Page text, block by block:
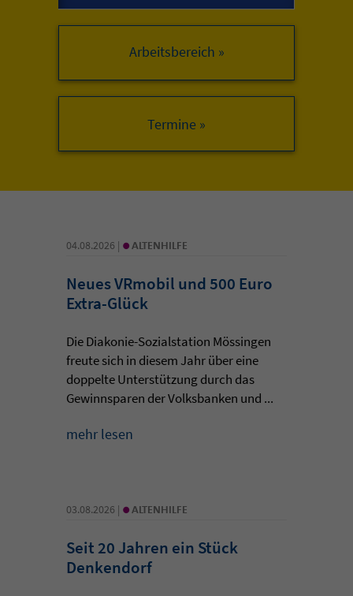
Arbeitsbereich »
04.08.2026 | • ALTENHILFE
Neues VRmobil und 500 Euro
Extra-Glück
Die Diakonie-Sozialstation Mössingen
freute sich in diesem Jahr über eine
doppelte Unterstützung durch das
Gewinnsparen der Volksbanken und ...
mehr lesen
03.08.2026 | • ALTENHILFE
Seit 20 Jahren ein Stück
Denkendorf